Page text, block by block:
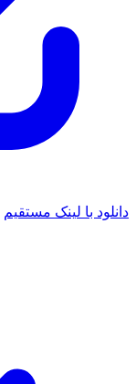
دانلود با لینک مستقیم